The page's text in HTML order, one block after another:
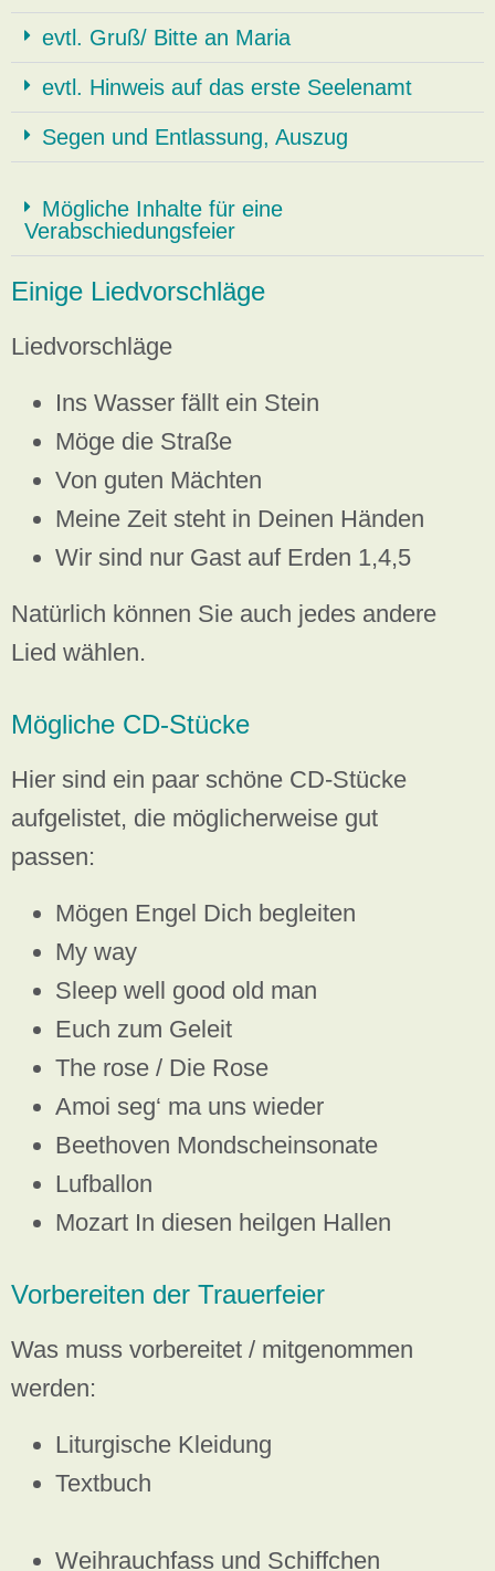
evtl. Gruß/ Bitte an Maria
evtl. Hinweis auf das erste Seelenamt
Segen und Entlassung, Auszug
Mögliche Inhalte für eine
Verabschiedungsfeier
Einige Liedvorschläge
Liedvorschläge
Ins Wasser fällt ein Stein
Möge die Straße
Von guten Mächten
Meine Zeit steht in Deinen Händen
Wir sind nur Gast auf Erden 1,4,5
Natürlich können Sie auch jedes andere
Lied wählen.
Mögliche CD-Stücke
Hier sind ein paar schöne CD-Stücke
aufgelistet, die möglicherweise gut
passen:
Mögen Engel Dich begleiten
My way
Sleep well good old man
Euch zum Geleit
The rose / Die Rose
Amoi seg‘ ma uns wieder
Beethoven Mondscheinsonate
Lufballon
Mozart In diesen heilgen Hallen
Vorbereiten der Trauerfeier
Was muss vorbereitet / mitgenommen
werden:
Liturgische Kleidung
Textbuch
Weihrauchfass und Schiffchen